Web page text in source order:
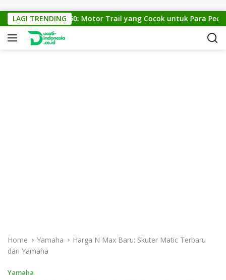
LAGI TRENDING
KTM Cross 150: Motor Trail yang Cocok untuk Para Pecinta
Home Yamaha
Harga N Max Baru: Skuter Matic Terbaru
dari Yamaha
Yamaha